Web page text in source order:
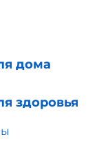
дома
здоровья